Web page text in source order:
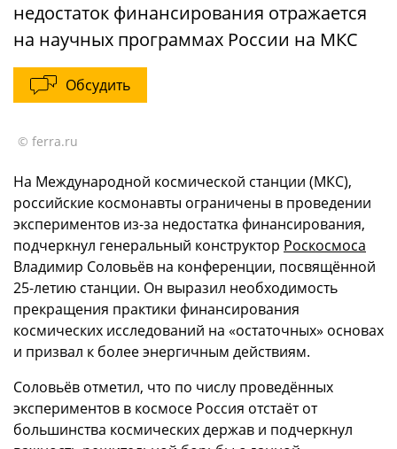
недостаток финансирования отражается
на научных программах России на МКС
Обсудить
© ferra.ru
На Международной космической станции (МКС),
российские космонавты ограничены в проведении
экспериментов из-за недостатка финансирования,
подчеркнул генеральный конструктор Роскосмоса
Владимир Соловьёв на конференции, посвящённой
25-летию станции. Он выразил необходимость
прекращения практики финансирования
космических исследований на «остаточных» основах
и призвал к более энергичным действиям.
Соловьёв отметил, что по числу проведённых
экспериментов в космосе Россия отстаёт от
большинства космических держав и подчеркнул